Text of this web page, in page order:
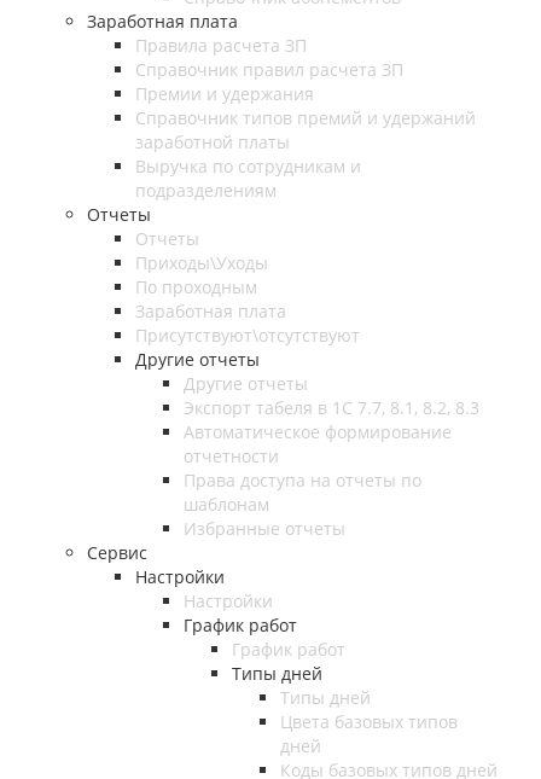
Заработная плата
Правила расчета ЗП
Справочник правил расчета ЗП
Премии и удержания
Справочник типов премий и удержаний
заработной платы
Выручка по сотрудникам и
подразделениям
Отчеты
Отчеты
Приходы\Уходы
По проходным
Заработная плата
Присутствуют\отсутствуют
Другие отчеты
Другие отчеты
Экспорт табеля в 1С 7.7, 8.1, 8.2, 8.3
Автоматическое формирование
отчетности
Права доступа на отчеты по
шаблонам
Избранные отчеты
Сервис
Настройки
Настройки
График работ
График работ
Типы дней
Типы дней
Цвета базовых типов
дней
Коды базовых типов дней